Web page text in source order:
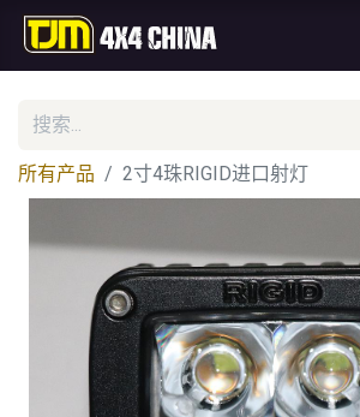
所有产品 2寸4珠RIGID进口射灯